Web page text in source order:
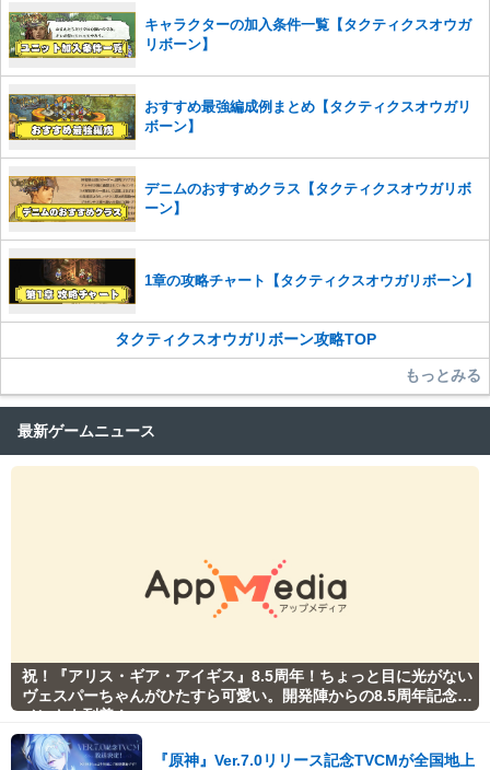
った場合は、法的措置をとらせていただく場合もございますので、あら
かじめご理解くださいませ。キャラクターの加入条件一覧【タクティクスオウガ
リボーン】
おすすめ最強編成例まとめ【タクティクスオウガリ
ボーン】
デニムのおすすめクラス【タクティクスオウガリボ
ーン】
1章の攻略チャート【タクティクスオウガリボーン】
タクティクスオウガリボーン攻略TOP
もっとみる
最新ゲームニュース
祝！『アリス・ギア・アイギス』8.5周年！ちょっと目に光がない
ヴェスパーちゃんがひたすら可愛い。開発陣からの8.5周年記念コ
メントも到着！
『原神』Ver.7.0リリース記念TVCMが全国地上